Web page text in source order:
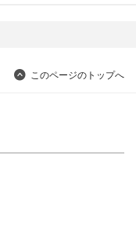
このページのトップへ